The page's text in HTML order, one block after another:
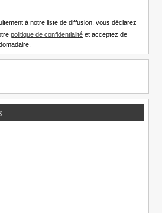
à notre liste de diffusion, vous déclarez
politique de confidentialité et acceptez de